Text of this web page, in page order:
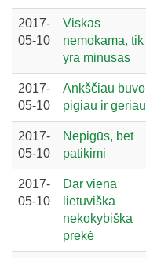
2017-
05-10
Viskas
nemokama, tik
yra minusas
2017-
05-10
Ankščiau buvo
pigiau ir geriau
2017-
05-10
Nepigūs, bet
patikimi
2017-
05-10
Dar viena
lietuviška
nekokybiška
prekė